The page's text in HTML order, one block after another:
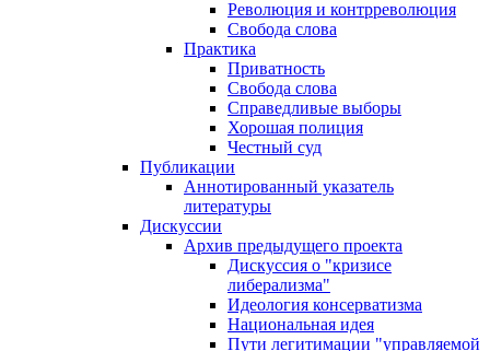
Революция и контрреволюция
Свобода слова
Практика
Приватность
Свобода слова
Справедливые выборы
Хорошая полиция
Честный суд
Публикации
Аннотированный указатель
литературы
Дискуссии
Архив предыдущего проекта
Дискуссия о "кризисе
либерализма"
Идеология консерватизма
Национальная идея
Пути легитимации "управляемой